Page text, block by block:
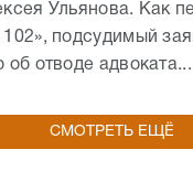
Ульянова. Как
подсудимый
об отводе адвоката...
СМОТРЕТЬ ЕЩЁ